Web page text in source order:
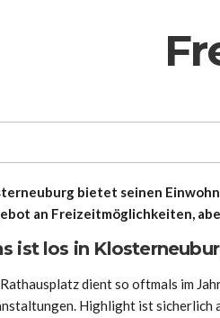
bietet seinen
an Freizeitmöglichkeiten,
ist los in
dient so oftmals im
Highlight ist sicherlich